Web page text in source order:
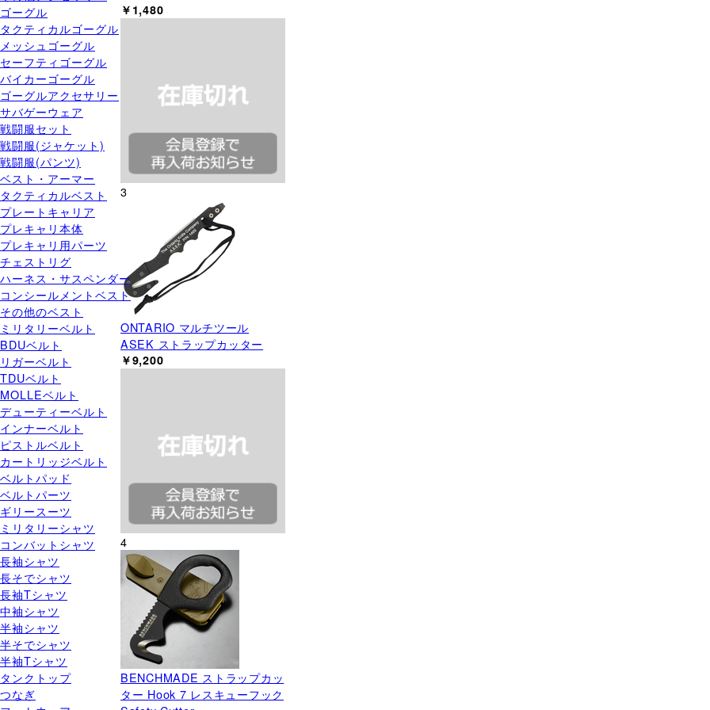
ゴーグル
タクティカルゴーグル
メッシュゴーグル
セーフティゴーグル
バイカーゴーグル
ゴーグルアクセサリー
サバゲーウェア
戦闘服セット
戦闘服(ジャケット)
戦闘服(パンツ)
ベスト・アーマー
タクティカルベスト
プレートキャリア
プレキャリ本体
プレキャリ用パーツ
チェストリグ
ハーネス・サスペンダー
コンシールメントベスト
その他のベスト
ミリタリーベルト
BDUベルト
リガーベルト
TDUベルト
MOLLEベルト
デューティーベルト
インナーベルト
ピストルベルト
カートリッジベルト
ベルトパッド
ベルトパーツ
ギリースーツ
ミリタリーシャツ
コンバットシャツ
長袖シャツ
長そでシャツ
長袖Tシャツ
中袖シャツ
半袖シャツ
半そでシャツ
半袖Tシャツ
タンクトップ
つなぎ
￥1,480
3
ONTARIO マルチツール
ASEK ストラップカッター
￥9,200
4
BENCHMADE ストラップカッ
ター Hook 7 レスキューフック